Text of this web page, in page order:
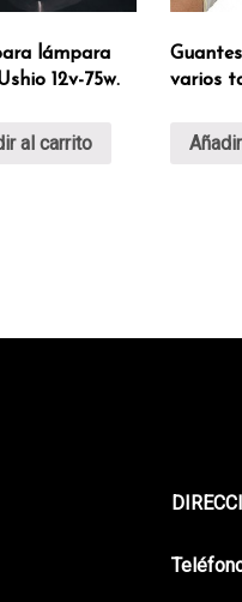
lámpara
12v-75w.
al carrito
varios